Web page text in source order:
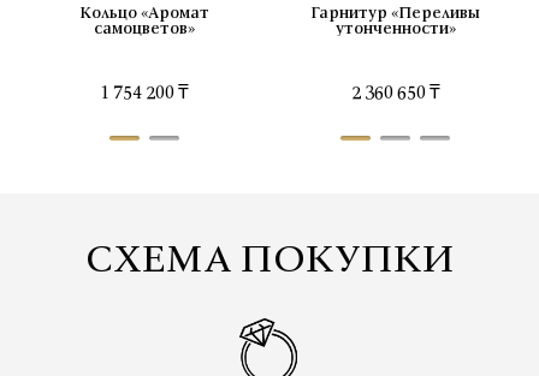
Кольцо «Аромат
самоцветов»
1 754 200 ₸
Серьги «Аромат
самоцветов»
3 006 500 ₸
Гарнитур «Переливы
утонченности»
2 360 650 ₸
СХЕМА ПОКУПКИ